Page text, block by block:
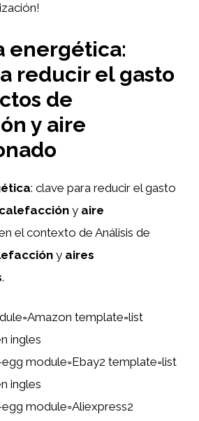
energética:
reducir el gasto
de
y aire
: clave para reducir el gasto
calefacción y aire
el contexto de Análisis de
y aires
.
template=list
ingles
module=Ebay2 template=list
ingles
module=Aliexpress2